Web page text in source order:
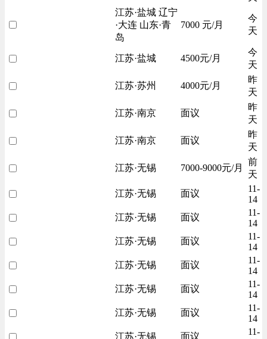
江苏·盐城 辽宁
·大连 山东·青
岛
7000 元/月
今
天
江苏·盐城 4500元/月
今
天
江苏·苏州 4000元/月
昨
天
江苏·南京 面议
昨
天
江苏·南京 面议
昨
天
江苏·无锡 7000-9000元/月
前
天
江苏·无锡
面议
11-
14
江苏·无锡
面议
11-
14
江苏·无锡
面议
11-
14
江苏·无锡
面议
11-
14
江苏·无锡
面议
11-
14
江苏·无锡
面议
11-
14
江苏·无锡
面议
11-